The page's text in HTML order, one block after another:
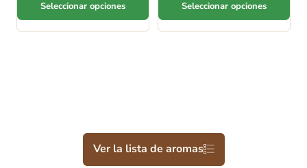
Seleccionar opciones Seleccionar opciones
Ver la lista de aromas